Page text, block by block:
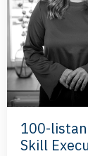
100-
Skill